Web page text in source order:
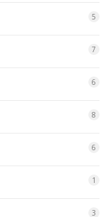
5
7
6
8
6
1
3